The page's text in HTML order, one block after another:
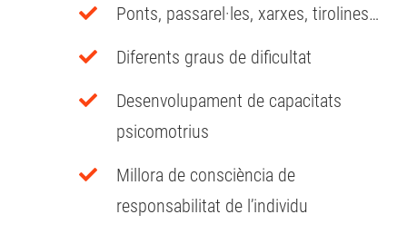
Ponts, passarel·les, xarxes, tirolines…
Diferents graus de dificultat
Desenvolupament de capacitats
psicomotrius
Millora de consciència de
responsabilitat de l’individu